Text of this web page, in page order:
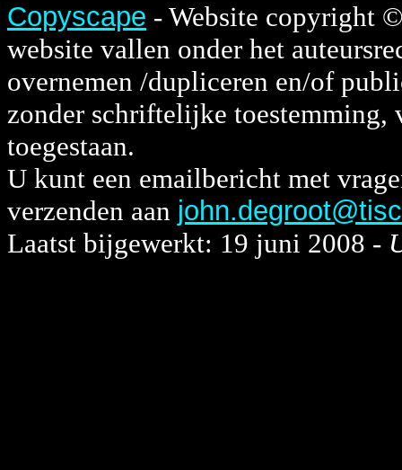
Copyscape - Website copyright
website vallen onder het
overnemen /dupliceren en/of
zonder schriftelijke toestemming,
toegestaan.
U kunt een emailbericht met
verzenden aan
Laatst bijgewerkt: 19 juni 2008 -